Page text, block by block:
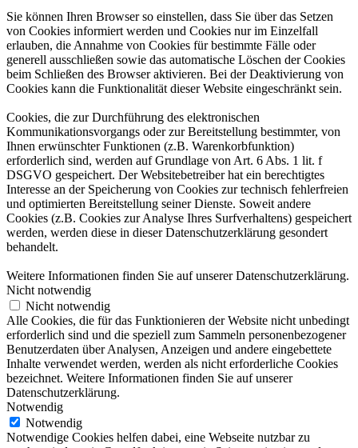
Sie können Ihren Browser so einstellen, dass Sie über das Setzen
von Cookies informiert werden und Cookies nur im Einzelfall
erlauben, die Annahme von Cookies für bestimmte Fälle oder
generell ausschließen sowie das automatische Löschen der Cookies
beim Schließen des Browser aktivieren. Bei der Deaktivierung von
Cookies kann die Funktionalität dieser Website eingeschränkt sein.
Cookies, die zur Durchführung des elektronischen
Kommunikationsvorgangs oder zur Bereitstellung bestimmter, von
Ihnen erwünschter Funktionen (z.B. Warenkorbfunktion)
erforderlich sind, werden auf Grundlage von Art. 6 Abs. 1 lit. f
DSGVO gespeichert. Der Websitebetreiber hat ein berechtigtes
Interesse an der Speicherung von Cookies zur technisch fehlerfreien
und optimierten Bereitstellung seiner Dienste. Soweit andere
Cookies (z.B. Cookies zur Analyse Ihres Surfverhaltens) gespeichert
werden, werden diese in dieser Datenschutzerklärung gesondert
behandelt.
Weitere Informationen finden Sie auf unserer Datenschutzerklärung.
Nicht notwendig
Nicht notwendig
Alle Cookies, die für das Funktionieren der Website nicht unbedingt
erforderlich sind und die speziell zum Sammeln personenbezogener
Benutzerdaten über Analysen, Anzeigen und andere eingebettete
Inhalte verwendet werden, werden als nicht erforderliche Cookies
bezeichnet. Weitere Informationen finden Sie auf unserer
Datenschutzerklärung.
Notwendig
Notwendig
Notwendige Cookies helfen dabei, eine Webseite nutzbar zu